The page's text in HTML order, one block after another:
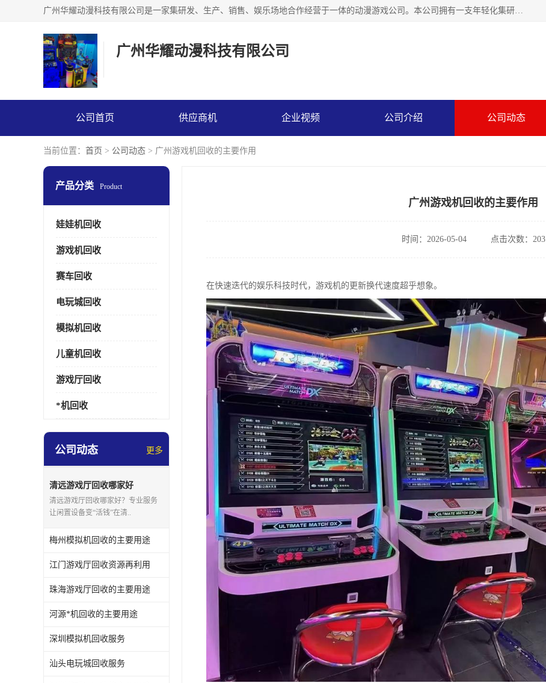
广州华耀动漫科技有限公司是一家集研发、生产、销售、娱乐场地合作经营于一体的动漫游戏公司。本公司拥有一支年轻化集研发生产到售后服务的队伍，及时地为客户提供、赚钱的产品。本公司以雄厚的实力、合理的价格、优良的服务与多家企业建立了长期的合作关系。热诚欢迎各界前来参观、考察、洽谈业务。目前公司经营的产品有：各种捕渔游戏机系列，大型模拟机系列、轮盘机系列、连线机系列、框体机系列、玛莉机系列等。
广州华耀动漫科技有限公司
公司首页 供应商机 企业视频 公司介绍 公司动态
当前位置： 首页 > 公司动态 > 广州游戏机回收的主要作用
产品分类 Product
娃娃机回收
游戏机回收
赛车回收
电玩城回收
模拟机回收
儿童机回收
游戏厅回收
*机回收
公司动态 更多
清远游戏厅回收哪家好
清远游戏厅回收哪家好？专业服务
让闲置设备变“活钱”在清..
梅州模拟机回收的主要用途
江门游戏厅回收资源再利用
珠海游戏厅回收的主要用途
河源*机回收的主要用途
深圳模拟机回收服务
汕头电玩城回收服务
广州游戏机回收的主要作用
时间：2026-05-04 点击次数：203
在快速迭代的娱乐科技时代，游戏机的更新换代速度超乎想象。